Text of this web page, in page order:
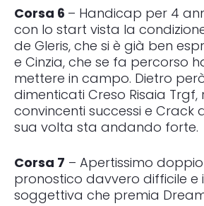
Corsa 6 – Handicap per 4
con lo start vista la
de Gleris, che si è già ben
e Cinzia, che se fa percorso
mettere in campo. Dietro
dimenticati Creso Risaia
convincenti successi e Crack
sua volta sta andando forte.
Corsa 7 – Apertissimo
pronostico davvero difficile e
soggettiva che premia